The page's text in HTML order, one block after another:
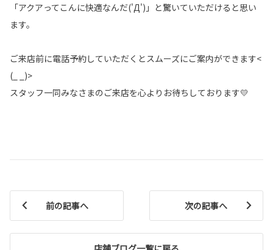
「アクアってこんに快適なんだ('Д')」と驚いていただけると思い
ます。
ご来店前に電話予約していただくとスムーズにご案内ができます<
(_ _)>
スタッフ一同みなさまのご来店を心よりお待ちしております💛
前の記事へ 次の記事へ